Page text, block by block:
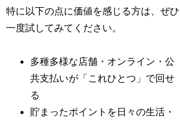
特に以下の点に価値を感じる方は、ぜひ
一度試してみてください。
多種多様な店舗・オンライン・公
共支払いが「これひとつ」で回せ
る
貯まったポイントを日々の生活・